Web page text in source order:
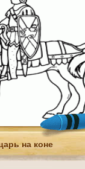
на коне